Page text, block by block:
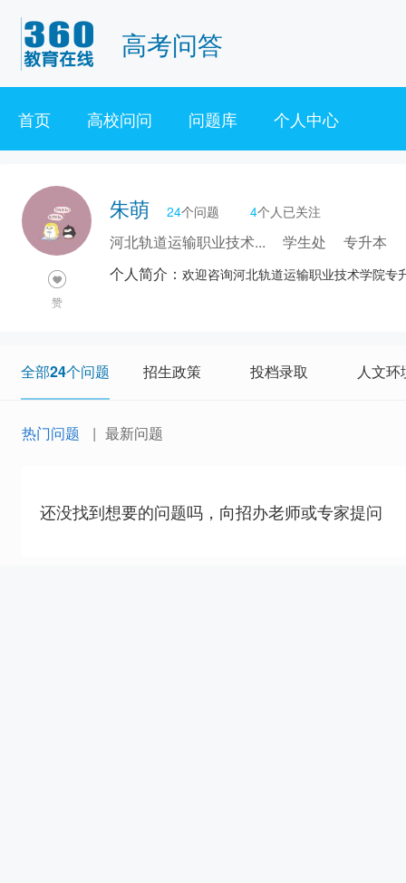
高考问答
首页 高校问问 问题库 个人中心
赞
朱萌 24个问题 4个人已关注
河北轨道运输职业技术... 学生处
专升本
个人简介： 欢迎咨询河北轨道运输职业技术学院专
全部24个问题 招生政策 投档录取 人文环
热门问题 最新问题
还没找到想要的问题吗，向招办老师或专家提问